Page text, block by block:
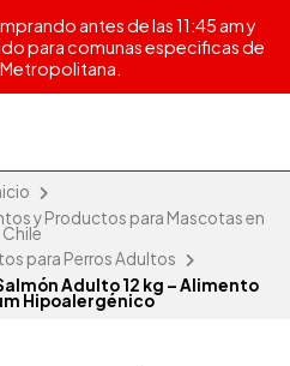
antes de las 11:45 am y
para comunas especificas de
y Productos para Mascotas en
Chile
para Perros Adultos
Adulto 12 kg – Alimento
Hipoalergénico